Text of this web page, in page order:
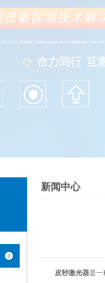
新闻中心
皮秒激光器是一